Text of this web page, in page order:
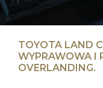
TOYOTA LAND
WYPRAWOWA I
OVERLANDING.